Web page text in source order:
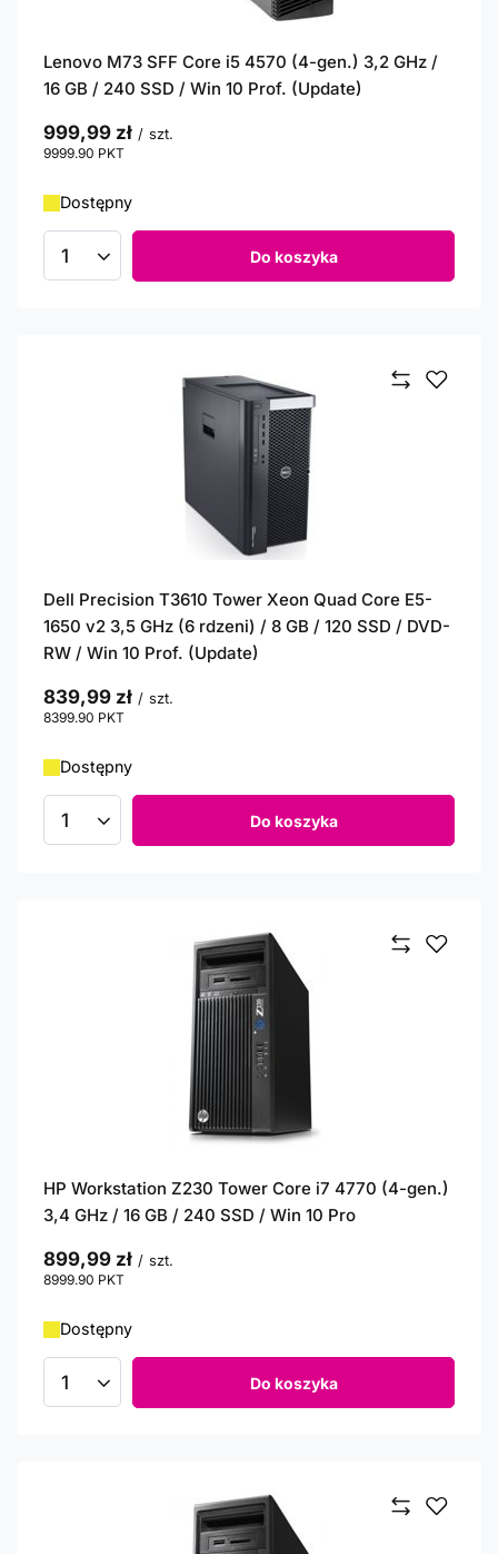
Lenovo M73 SFF Core i5 4570 (4-gen.) 3,2 GHz /
16 GB / 240 SSD / Win 10 Prof. (Update)
999,99 zł / szt.
9999.90 PKT
Dostępny
Ilość produktów Do koszyka
Dell Precision T3610 Tower Xeon Quad Core E5-
1650 v2 3,5 GHz (6 rdzeni) / 8 GB / 120 SSD / DVD-
RW / Win 10 Prof. (Update)
839,99 zł / szt.
8399.90 PKT
Dostępny
Ilość produktów Do koszyka
HP Workstation Z230 Tower Core i7 4770 (4-gen.)
3,4 GHz / 16 GB / 240 SSD / Win 10 Pro
899,99 zł / szt.
8999.90 PKT
Dostępny
Ilość produktów Do koszyka